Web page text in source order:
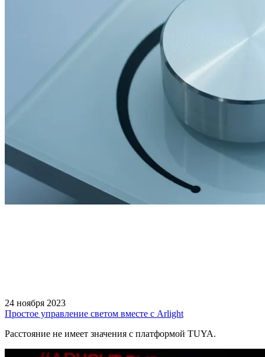
24 ноября 2023
Простое управление светом вместе с Arlight
Расстояние не имеет значения с платформой TUYA.